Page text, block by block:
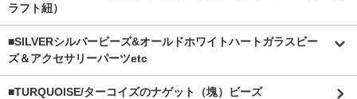
ラフト紐）
■SILVERシルバービーズ&オールドホワイトハートガラスビー
ズ＆アクセサリーパーツetc
■TURQUOISE/ターコイズのナゲット（塊）ビーズ